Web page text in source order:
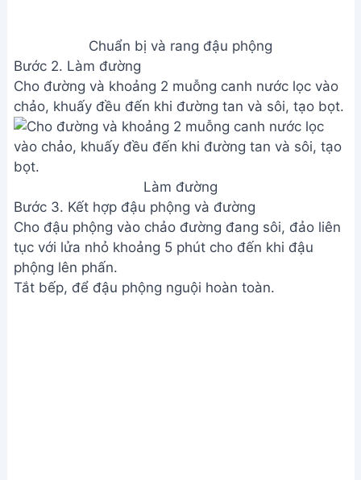
Chuẩn bị và rang đậu phộng
Bước 2. Làm đường
Cho đường và khoảng 2 muỗng canh nước lọc vào
chảo, khuấy đều đến khi đường tan và sôi, tạo bọt.
Làm đường
Bước 3. Kết hợp đậu phộng và đường
Cho đậu phộng vào chảo đường đang sôi, đảo liên
tục với lửa nhỏ khoảng 5 phút cho đến khi đậu
phộng lên phấn.
Tắt bếp, để đậu phộng nguội hoàn toàn.